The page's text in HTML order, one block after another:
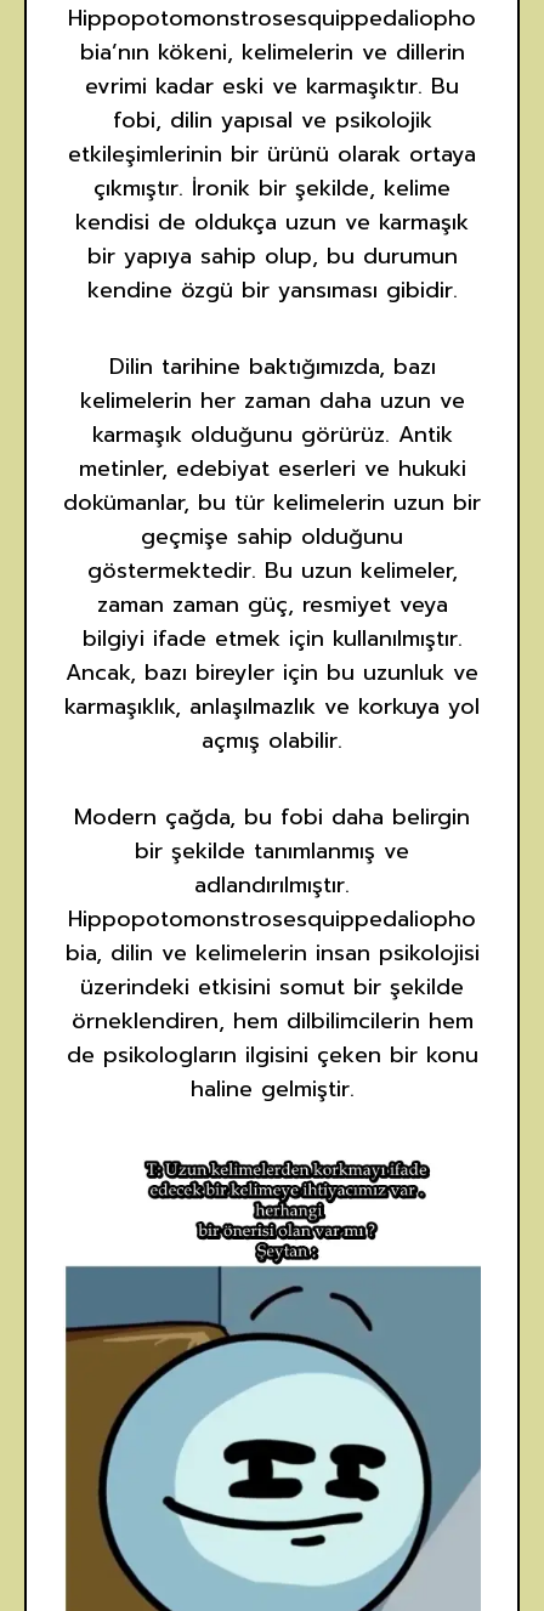
Hippopotomonstrosesquippedaliopho
bia’nın kökeni, kelimelerin ve dillerin
evrimi kadar eski ve karmaşıktır. Bu
fobi, dilin yapısal ve psikolojik
etkileşimlerinin bir ürünü olarak ortaya
çıkmıştır. İronik bir şekilde, kelime
kendisi de oldukça uzun ve karmaşık
bir yapıya sahip olup, bu durumun
kendine özgü bir yansıması gibidir.
Dilin tarihine baktığımızda, bazı
kelimelerin her zaman daha uzun ve
karmaşık olduğunu görürüz. Antik
metinler, edebiyat eserleri ve hukuki
dokümanlar, bu tür kelimelerin uzun bir
geçmişe sahip olduğunu
göstermektedir. Bu uzun kelimeler,
zaman zaman güç, resmiyet veya
bilgiyi ifade etmek için kullanılmıştır.
Ancak, bazı bireyler için bu uzunluk ve
karmaşıklık, anlaşılmazlık ve korkuya yol
açmış olabilir.
Modern çağda, bu fobi daha belirgin
bir şekilde tanımlanmış ve
adlandırılmıştır.
Hippopotomonstrosesquippedaliopho
bia, dilin ve kelimelerin insan psikolojisi
üzerindeki etkisini somut bir şekilde
örneklendiren, hem dilbilimcilerin hem
de psikologların ilgisini çeken bir konu
haline gelmiştir.